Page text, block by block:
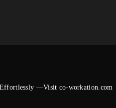
—Visit co-workation.com